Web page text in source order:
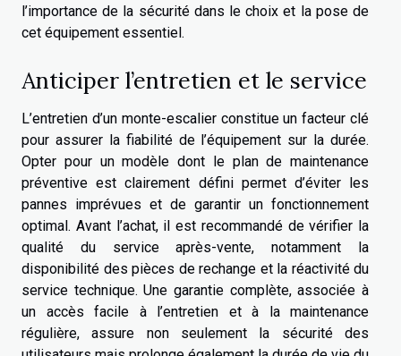
l’importance de la sécurité dans le choix et la pose de
cet équipement essentiel.
Anticiper l’entretien et le service
L’entretien d’un monte-escalier constitue un facteur clé
pour assurer la fiabilité de l’équipement sur la durée.
Opter pour un modèle dont le plan de maintenance
préventive est clairement défini permet d’éviter les
pannes imprévues et de garantir un fonctionnement
optimal. Avant l’achat, il est recommandé de vérifier la
qualité du service après-vente, notamment la
disponibilité des pièces de rechange et la réactivité du
service technique. Une garantie complète, associée à
un accès facile à l’entretien et à la maintenance
régulière, assure non seulement la sécurité des